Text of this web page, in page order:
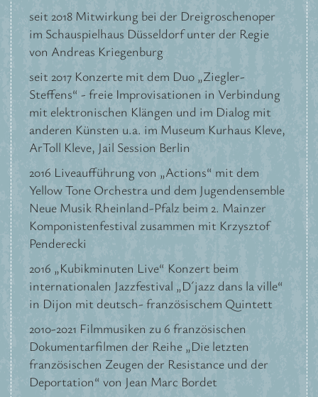
seit 2018 Mitwirkung bei der Dreigroschenoper
im Schauspielhaus Düsseldorf unter der Regie
von Andreas Kriegenburg
seit 2017 Konzerte mit dem Duo „Ziegler-
Steffens“ - freie Improvisationen in Verbindung
mit elektronischen Klängen und im Dialog mit
anderen Künsten u.a. im Museum Kurhaus Kleve,
ArToll Kleve, Jail Session Berlin
2016 Liveaufführung von „Actions“ mit dem
Yellow Tone Orchestra und dem Jugendensemble
Neue Musik Rheinland-Pfalz beim 2. Mainzer
Komponistenfestival zusammen mit Krzysztof
Penderecki
2016 „Kubikminuten Live“ Konzert beim
internationalen Jazzfestival „D´jazz dans la ville“
in Dijon mit deutsch- französischem Quintett
2010-2021 Filmmusiken zu 6 französischen
Dokumentarfilmen der Reihe „Die letzten
französischen Zeugen der Resistance und der
Deportation“ von Jean Marc Bordet